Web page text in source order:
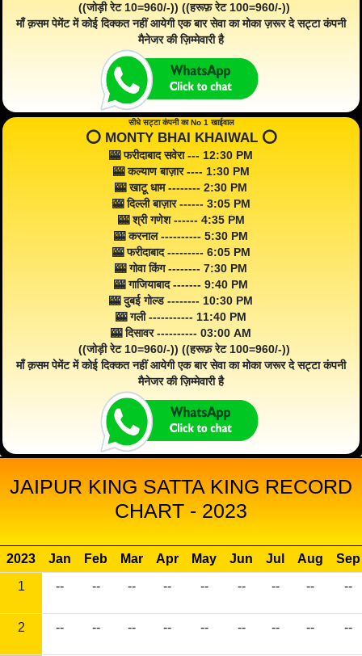
((जोड़ी रेट 10=960/-)) ((हरूफ़ रेट 100=960/-))
माँ क़सम पेमेंट में कोई दिक्कत नहीं आयेगी एक बार सेवा का मोका ज़रूर दे सट्टा कंपनी
मैनेजर की ज़िम्मेवारी है
सीधे सट्टा कंपनी का No 1 खाईवाल
⭕️ MONTY BHAI KHAIWAL ⭕️
🎰 फरीदाबाद सवेरा --- 12:30 PM
🎰 कल्याण बाज़ार ---- 1:30 PM
🎰 खाटू धाम -------- 2:30 PM
🎰 दिल्ली बाज़ार ------ 3:05 PM
🎰 श्री गणेश ------ 4:35 PM
🎰 करनाल ---------- 5:30 PM
🎰 फरीदाबाद --------- 6:05 PM
🎰 गोवा किंग -------- 7:30 PM
🎰 गाजियाबाद ------- 9:40 PM
🎰 दुबई गोल्ड -------- 10:30 PM
🎰 गली ----------- 11:40 PM
🎰 दिसावर ---------- 03:00 AM
((जोड़ी रेट 10=960/-)) ((हरूफ़ रेट 100=960/-))
माँ क़सम पेमेंट में कोई दिक्कत नहीं आयेगी एक बार सेवा का मोका जरूर दे सट्टा कंपनी
मैनेजर की ज़िम्मेवारी है
JAIPUR KING SATTA KING RECORD
CHART - 2023
2023 Jan Feb Mar Apr May Jun Jul Aug
Sep
1
-- -- -- -- -- -- -- -- --
2 -- -- -- -- -- -- -- -- --